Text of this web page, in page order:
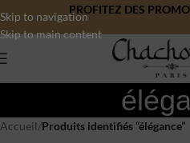
Skip to navigation
Skip to main content
PROFITEZ DES
Accueil/Produits identifiés “élégance”